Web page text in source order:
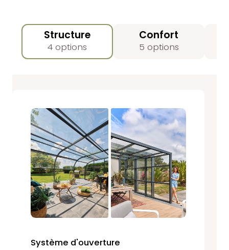
Structure
4 options
Confort
5 options
Système d'ouverture